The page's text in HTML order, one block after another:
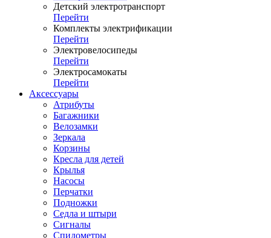
Детский электротранспорт
Перейти
Комплекты электрификации
Перейти
Электровелосипеды
Перейти
Электросамокаты
Перейти
Аксессуары
Атрибуты
Багажники
Велозамки
Зеркала
Корзины
Кресла для детей
Крылья
Насосы
Перчатки
Подножки
Седла и штыри
Сигналы
Спидометры